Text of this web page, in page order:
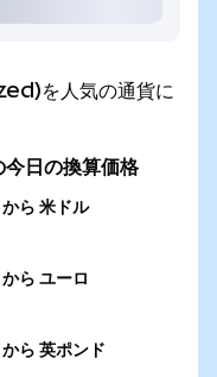
を人気の通貨に
日の換算価格
ら 米ドル
ら ユーロ
ら 英ポンド